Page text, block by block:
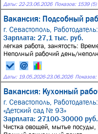
Даты: 22-23.06.2026 Показов: 1539 (5)
Вакансия: Подсобный
г. Севастополь,
Зарплата: 27,1 тыс. руб.
легкая работа, занятость:
Неполный рабочий день/
Даты: 19.05.2026-23.06.2026 Показов:
Вакансия: Кухонный
г. Севастополь,
«Детский сад № 93»
Зарплата: 27100-30000 руб.
Чистка овощей, мытье